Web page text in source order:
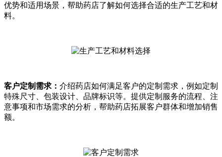
优势和适用场景，帮助药店了解如何选择合适的生产工艺和材
料。
客户定制需求： 介绍药店如何满足客户的定制需求，例如定制
特殊尺寸、包装设计、品牌标识等。提供定制服务的流程、注
意事项和市场需求的分析，帮助药店拓展客户群体和增加销售
额。